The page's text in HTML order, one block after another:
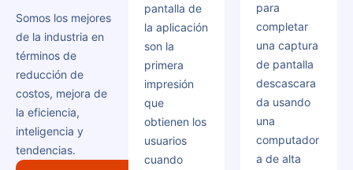
Somos los mejores
de la industria en
términos de
reducción de
costos, mejora de
la eficiencia,
inteligencia y
tendencias.
pantalla de
la aplicación
son la
primera
impresión
que
obtienen los
usuarios
cuando
para
completar
una captura
de pantalla
descascara
da usando
una
computador
a de alta